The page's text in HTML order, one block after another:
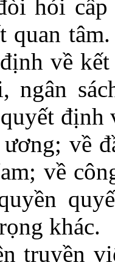
hỏi
quan
về
ngân
định
về
về
khác.
truyền